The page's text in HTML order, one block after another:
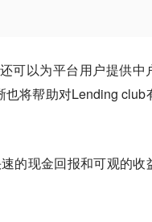
可以为平台用户提供中
将帮助对Lending club
的现金回报和可观的收